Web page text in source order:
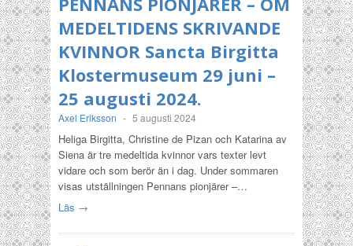
MEDELTIDENS SKRIVANDE
KVINNOR Sancta Birgitta
Klostermuseum 29 juni –
25 augusti 2024.
Axel Eriksson - 5 augusti 2024
Heliga Birgitta, Christine de Pizan och Katarina av
Siena är tre medeltida kvinnor vars texter levt
vidare och som berör än i dag. Under sommaren
visas utställningen Pennans pionjärer –…
Läs →